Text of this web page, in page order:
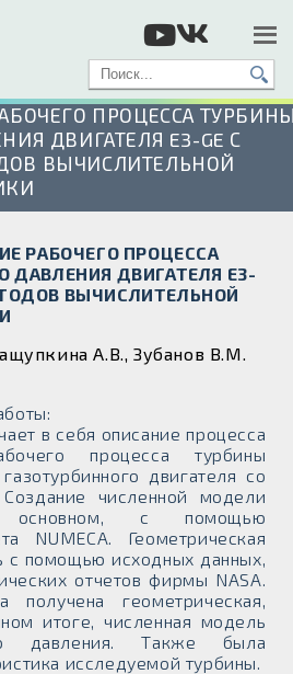
ПРОЦЕССА
ДВИГАТЕЛЯ E3-GE С
ВЫЧИСЛИТЕЛЬНОЙ
РАБОЧЕГО ПРОЦЕССА
ДАВЛЕНИЯ ДВИГАТЕЛЯ E3-
ВЫЧИСЛИТЕЛЬНОЙ
А.В., Зубанов В.М.
в себя описание процесса
процесса турбины
двигателя со
численной модели
основном, с помощью
NUMECA. Геометрическая
с помощью исходных данных,
отчетов фирмы NASA.
получена геометрическая,
итоге, численная модель
давления. Также была
исследуемой турбины.